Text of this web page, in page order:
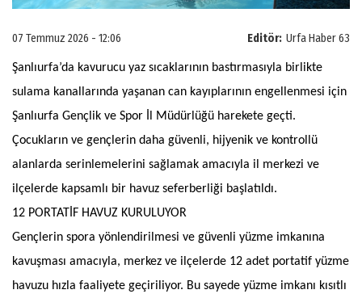
Editör: Urfa Haber 63
07 Temmuz 2026 - 12:06
Şanlıurfa’da kavurucu yaz sıcaklarının bastırmasıyla birlikte
sulama kanallarında yaşanan can kayıplarının engellenmesi için
Şanlıurfa Gençlik ve Spor İl Müdürlüğü harekete geçti.
Çocukların ve gençlerin daha güvenli, hijyenik ve kontrollü
alanlarda serinlemelerini sağlamak amacıyla il merkezi ve
ilçelerde kapsamlı bir havuz seferberliği başlatıldı.
12 PORTATİF HAVUZ KURULUYOR
Gençlerin spora yönlendirilmesi ve güvenli yüzme imkanına
kavuşması amacıyla, merkez ve ilçelerde 12 adet portatif yüzme
havuzu hızla faaliyete geçiriliyor. Bu sayede yüzme imkanı kısıtlı